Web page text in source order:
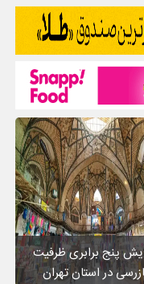
پنج برابری ظرفیت
در استان تهران